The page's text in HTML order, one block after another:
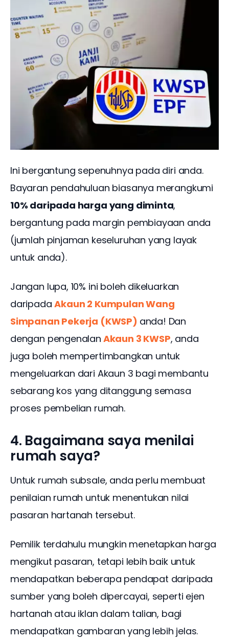
Ini bergantung sepenuhnya pada diri anda.
Bayaran pendahuluan biasanya merangkumi
10% daripada harga yang diminta,
bergantung pada margin pembiayaan anda
(jumlah pinjaman keseluruhan yang layak
untuk anda).
Jangan lupa, 10% ini boleh dikeluarkan
daripada Akaun 2 Kumpulan Wang
Simpanan Pekerja (KWSP) anda! Dan
dengan pengenalan Akaun 3 KWSP, anda
juga boleh mempertimbangkan untuk
mengeluarkan dari Akaun 3 bagi membantu
sebarang kos yang ditanggung semasa
proses pembelian rumah.
4. Bagaimana saya menilai
rumah saya?
Untuk rumah subsale, anda perlu membuat
penilaian rumah untuk menentukan nilai
pasaran hartanah tersebut.
Pemilik terdahulu mungkin menetapkan harga
mengikut pasaran, tetapi lebih baik untuk
mendapatkan beberapa pendapat daripada
sumber yang boleh dipercayai, seperti ejen
hartanah atau iklan dalam talian, bagi
mendapatkan gambaran yang lebih jelas.